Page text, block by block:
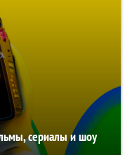
сериалы и шоу